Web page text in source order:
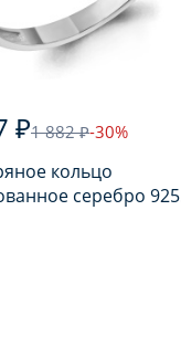
₽1 882 ₽-30%
кольцо
серебро 925